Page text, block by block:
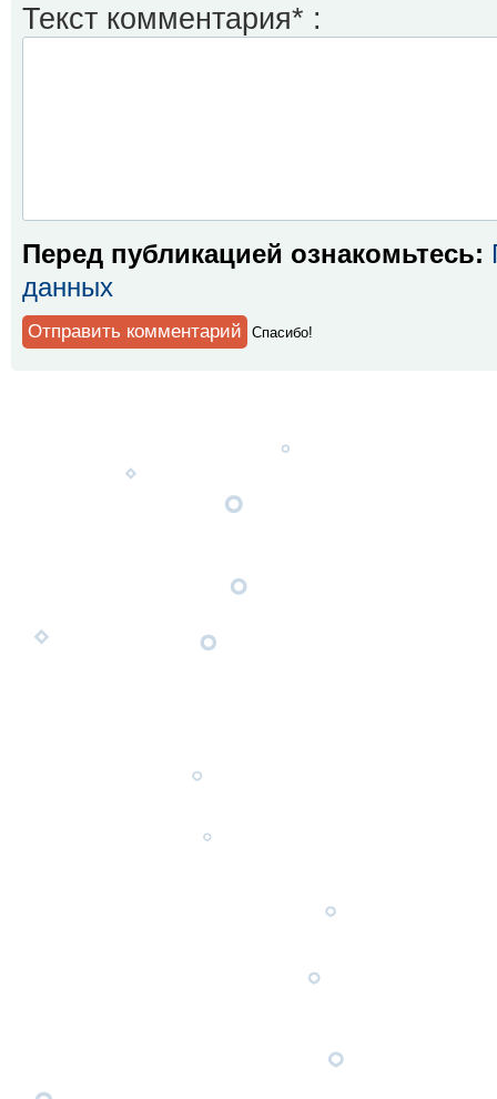
Текст комментария* :
Перед публикацией ознакомьтесь:
данных
Спaсибо!